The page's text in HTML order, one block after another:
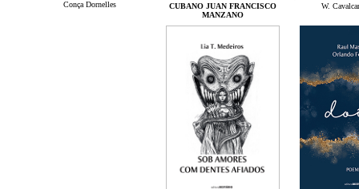
Conça Dornelles
CUBANO JUAN FRANCISCO
MANZANO
W.